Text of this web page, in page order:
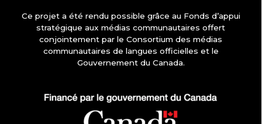
Ce projet a été rendu possible grâce au Fonds d’appui
stratégique aux médias communautaires offert
conjointement par le Consortium des médias
communautaires de langues officielles et le
Gouvernement du Canada.